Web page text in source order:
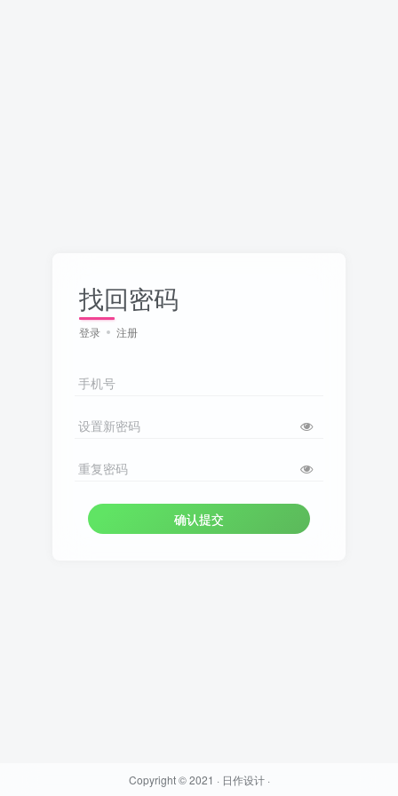
找回密码
登录 注册
手机号
设置新密码
重复密码
确认提交
Copyright © 2021 · 日作设计·